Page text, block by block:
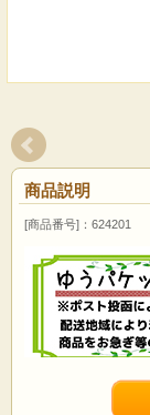
商品説明
[商品番号]：624201
《Prym》プ